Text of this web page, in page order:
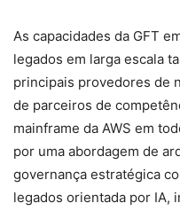
As capacidades da GFT
legados em larga escala
principais provedores de
de parceiros de
mainframe da AWS em
por uma abordagem de
governança estratégica
legados orientada por IA,